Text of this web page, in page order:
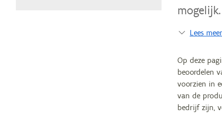
mogelijk.
Lees meer
Op deze
beoordelen
voorzien in
van de
bedrijf zijn,